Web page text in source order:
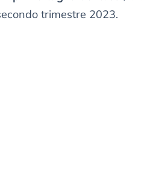
trimestre 2023.